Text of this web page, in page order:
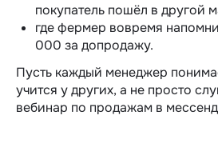
покупатель пошёл в другой
где фермер вовремя
000 за допродажу.
Пусть каждый менеджер
учится у других, а не просто
вебинар по продажам в